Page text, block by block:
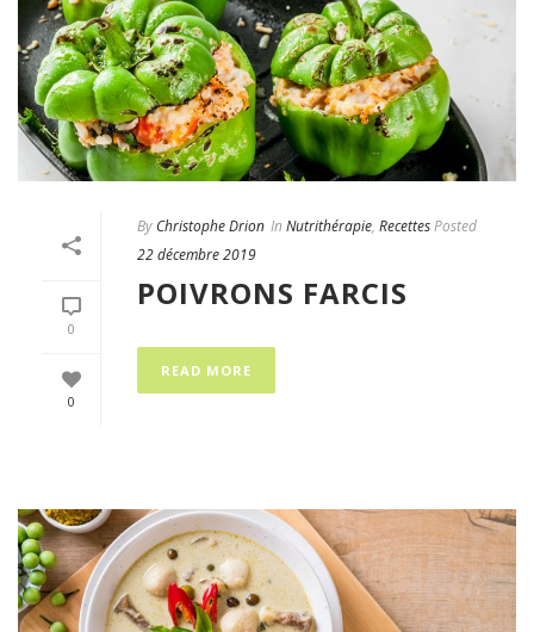
0
0
By Christophe Drion In Nutrithérapie, RecettesPosted
22 décembre 2019
POIVRONS FARCIS
READ MORE